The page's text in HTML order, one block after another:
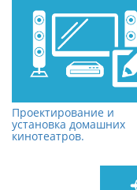
Проектирование и
установка домашних
кинотеатров.